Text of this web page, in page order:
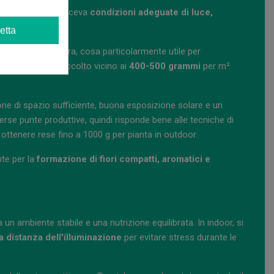
purché riceva condizioni adeguate di luce,
la fase di fioritura, cosa particolarmente utile per
produrre un raccolto vicino ai 400-500 grammi per m²
di spazio sufficiente, buona esposizione solare e un
punte produttive, quindi risponde bene alle tecniche di
rese fino a 1000 g per pianta in outdoor.
per laformazione di fiori compatti, aromatici e
ambiente stabile e una nutrizione equilibrata. In indoor, si
distanza dell'illuminazione per evitare stress durante le